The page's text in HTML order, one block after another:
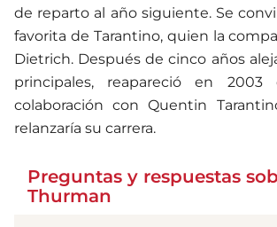
de reparto al año siguiente. Se
favorita de Tarantino, quien la
Dietrich. Después de cinco años
principales, reapareció en
colaboración con Quentin
relanzaría su carrera.
Preguntas y respuestas
Thurman